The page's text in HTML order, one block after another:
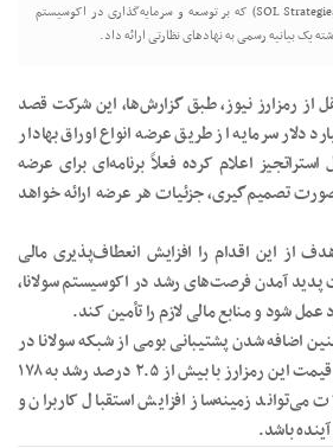
شرکت کانادایی سول استراتجیز (SOL Strategies) که بر توسعه و سرمایه‌گذاری در اکوسیستم
یک بیانیه رسمی به نهاد‌های نظارتی ارائه داد.
از رمزارز نیوز، طبق گزارش‌ها، این شرکت قصد
تا سقف ۱ میلیارد دلار سرمایه از طریق عرضه انواع اوراق بهادار
اعلام کرده فعلاً برنامه‌ای برای عرضه
تصمیم‌گیری، جزئیات هر عرضه ارائه خواهد
از این اقدام را افزایش انعطاف‌پذیری مالی
آمدن فرصت‌های رشد در اکوسیستم سولانا،
شود و منابع مالی لازم را تأمین کند.
اضافه ‌شدن پشتیبانی بومی از شبکه سولانا در
کیف پول محبوب متامسک، قیمت این رمزارز با بیش از ۲.۵ درصد رشد به ۱۷۸
زمینه‌ساز افزایش استقبال کاربران و
باشد.